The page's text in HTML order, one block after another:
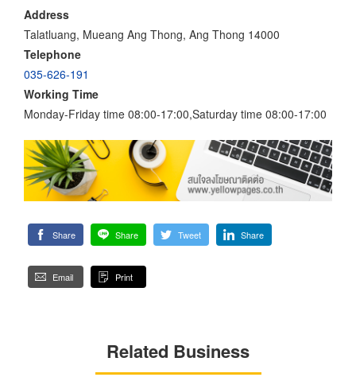
Address
Talatluang, Mueang Ang Thong, Ang Thong 14000
Telephone
035-626-191
Working Time
Monday-Friday time 08:00-17:00,Saturday time 08:00-17:00
Share Share Tweet Share
Email Print
Related Business